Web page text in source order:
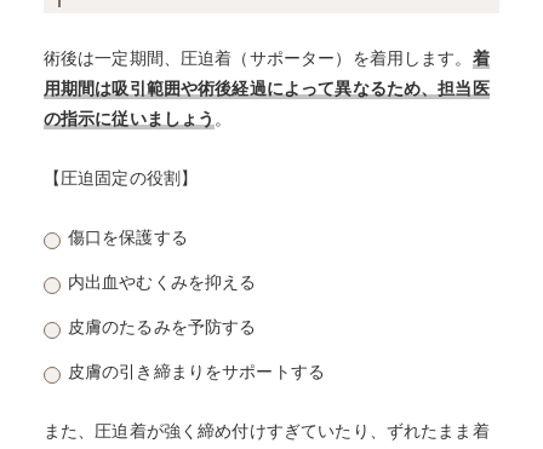
術後は一定期間、圧迫着（サポーター）を着用します。 着
用期間は吸引範囲や術後経過によって異なるため、担当医
の指示に従いましょう 。
【圧迫固定の役割】
傷口を保護する
内出血やむくみを抑える
皮膚のたるみを予防する
皮膚の引き締まりをサポートする
また、圧迫着が強く締め付けすぎていたり、ずれたまま着